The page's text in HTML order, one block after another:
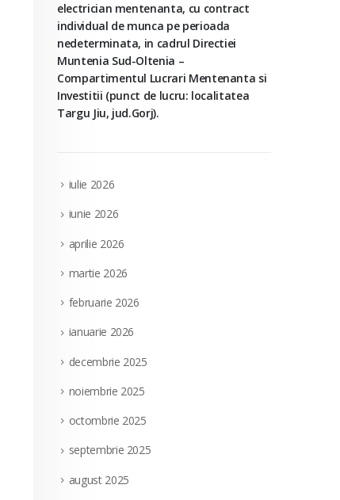
electrician mentenanta, cu contract
individual de munca pe perioada
nedeterminata, in cadrul Directiei
Muntenia Sud-Oltenia –
Compartimentul Lucrari Mentenanta si
Investitii (punct de lucru: localitatea
Targu Jiu, jud.Gorj).
iulie 2026
iunie 2026
aprilie 2026
martie 2026
februarie 2026
ianuarie 2026
decembrie 2025
noiembrie 2025
octombrie 2025
septembrie 2025
august 2025